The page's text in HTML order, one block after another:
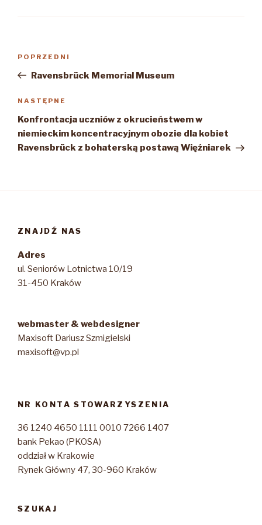
Poprzedni
wpis
POPRZEDNI
Ravensbrück Memorial Museum
Następny
wpis
NASTĘPNE
Konfrontacja uczniów z okrucieństwem w
niemieckim koncentracyjnym obozie dla kobiet
Ravensbrück z bohaterską postawą Więźniarek
ZNAJDŹ NAS
Adres
ul. Seniorów Lotnictwa 10/19
31-450 Kraków
webmaster & webdesigner
Maxisoft Dariusz Szmigielski
maxisoft@vp.pl
NR KONTA STOWARZYSZENIA
36 1240 4650 1111 0010 7266 1407
bank Pekao (PKOSA)
oddział w Krakowie
Rynek Główny 47, 30-960 Kraków
SZUKAJ